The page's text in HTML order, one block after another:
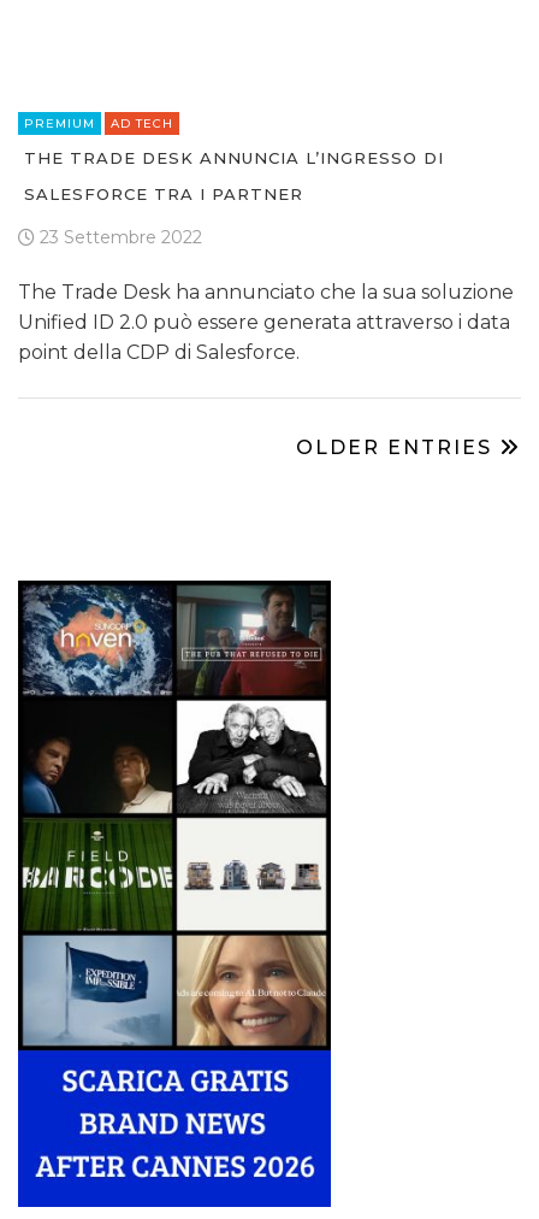
PREMIUM AD TECH
THE TRADE DESK ANNUNCIA L’INGRESSO DI
SALESFORCE TRA I PARTNER
23 Settembre 2022
The Trade Desk ha annunciato che la sua soluzione
Unified ID 2.0 può essere generata attraverso i data
point della CDP di Salesforce.
OLDER ENTRIES